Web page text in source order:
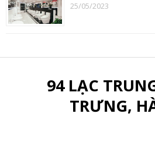
25/05/2023
94 LẠC
TRƯNG,